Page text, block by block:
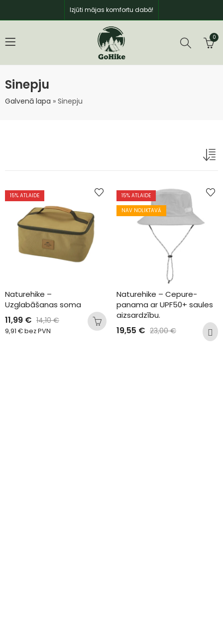
Izjūti mājas komfortu dabā!
0
Sinepju
Galvenā lapa » Sinepju
15% ATLAIDE
Naturehike –
Uzglabāšanas soma
11,99 € 14,10€
9,91 €bez PVN
15% ATLAIDE
NAV NOLIKTAVĀ
Naturehike – Cepure-
panama ar UPF50+ saules
aizsardzību.
19,55 € 23,00€